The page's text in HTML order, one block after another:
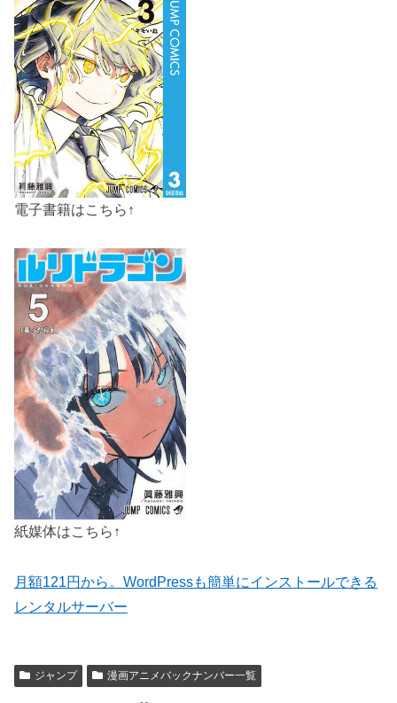
電子書籍はこちら↑
紙媒体はこちら↑
月額121円から。WordPressも簡単にインストールできる
レンタルサーバー
ジャンプ 漫画アニメバックナンバー一覧